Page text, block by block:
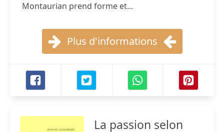
Montaurian prend forme et...
Plus d'informations
La passion selon